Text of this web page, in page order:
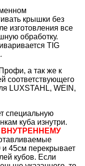
крышки без
изготовления все
обработку.
TIG
а так же к
соответствующего
LUXSTAHL, WEIN,
специальную
куба изнутри.
ВНУТРЕННЕМУ
45см перекрывает
кубов. Если